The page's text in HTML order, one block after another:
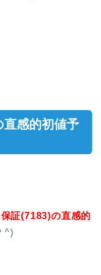
感的初値予
保証(7183)の直感的
^)